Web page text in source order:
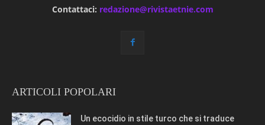
Contattaci: redazione@rivistaetnie.com
ARTICOLI POPOLARI
Un ecocidio in stile turco che si traduce